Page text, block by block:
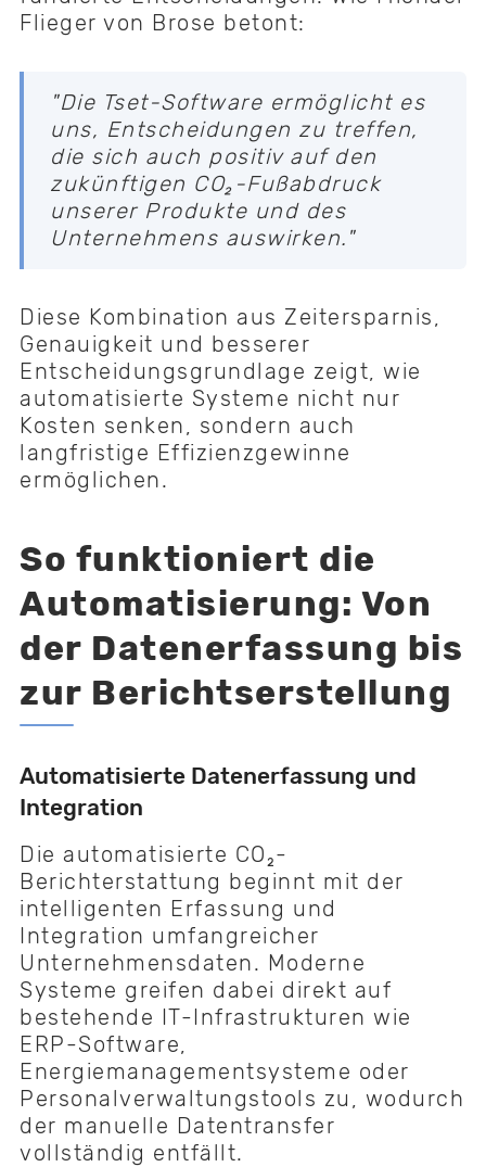
Flieger von Brose betont:
"Die Tset-Software ermöglicht es
uns, Entscheidungen zu treffen,
die sich auch positiv auf den
zukünftigen CO₂-Fußabdruck
unserer Produkte und des
Unternehmens auswirken."
Diese Kombination aus Zeitersparnis,
Genauigkeit und besserer
Entscheidungsgrundlage zeigt, wie
automatisierte Systeme nicht nur
Kosten senken, sondern auch
langfristige Effizienzgewinne
ermöglichen.
So funktioniert die
Automatisierung: Von
der Datenerfassung bis
zur Berichtserstellung
Automatisierte Datenerfassung und
Integration
Die automatisierte CO₂-
Berichterstattung beginnt mit der
intelligenten Erfassung und
Integration umfangreicher
Unternehmensdaten. Moderne
Systeme greifen dabei direkt auf
bestehende IT-Infrastrukturen wie
ERP-Software,
Energiemanagementsysteme oder
Personalverwaltungstools zu, wodurch
der manuelle Datentransfer
vollständig entfällt.